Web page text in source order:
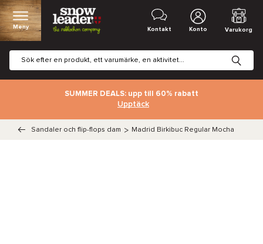
Meny Kontakt Konto Varukorg
SUMMER DEALS: upp till 60% rabatt
Upptäck
Sandaler och flip-flops dam > Madrid Birkibuc Regular Mocha